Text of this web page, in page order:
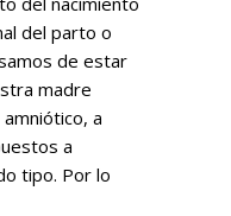
del parto o
de estar
madre
a
a
tipo. Por lo